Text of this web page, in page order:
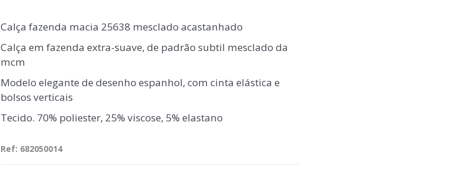
Calça fazenda macia 25638 mesclado acastanhado
Calça em fazenda extra-suave, de padrão subtil mesclado da
mcm
Modelo elegante de desenho espanhol, com cinta elástica e
bolsos verticais
Tecido. 70% poliester, 25% viscose, 5% elastano
Ref: 682050014